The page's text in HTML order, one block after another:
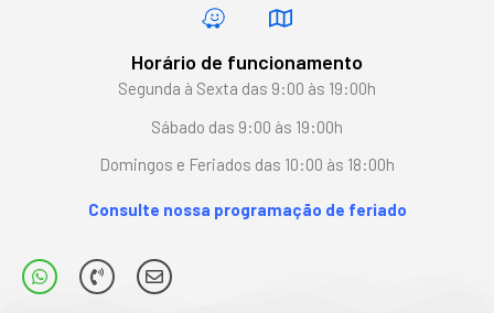
Horário de funcionamento
Segunda à Sexta das 9:00 às 19:00h
Sábado das 9:00 às 19:00h
Domingos e Feriados das 10:00 às 18:00h
Consulte nossa programação de feriado